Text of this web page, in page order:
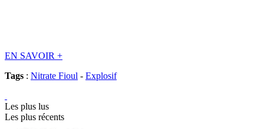
EN SAVOIR +
Tags : Nitrate Fioul - Explosif
Les plus lus
Les plus récents